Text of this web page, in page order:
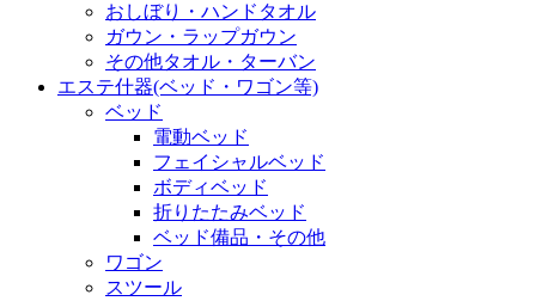
おしぼり・ハンドタオル
ガウン・ラップガウン
その他タオル・ターバン
エステ什器(ベッド・ワゴン等)
ベッド
電動ベッド
フェイシャルベッド
ボディベッド
折りたたみベッド
ベッド備品・その他
ワゴン
スツール